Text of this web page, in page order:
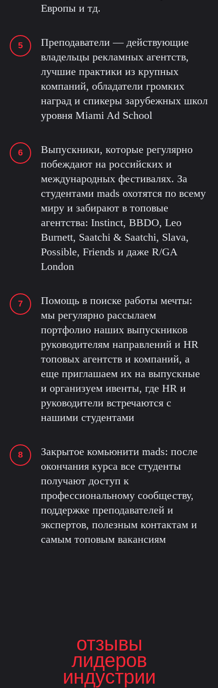
Европы и тд.
Преподаватели — действующие
владельцы рекламных агентств,
лучшие практики из крупных
компаний, обладатели громких
наград и спикеры зарубежных школ
уровня Miami Ad School
Выпускники, которые регулярно
побеждают на российских и
международных фестивалях. За
студентами mads охотятся по всему
миру и забирают в топовые
агентства: Instinct, BBDO, Leo
Burnett, Saatchi & Saatchi, Slava,
Possible, Friends и даже R/GA
London
Помощь в поиске работы мечты:
мы регулярно рассылаем
портфолио наших выпускников
руководителям направлений и HR
топовых агентств и компаний, а
еще приглашаем их на выпускные
и организуем ивенты, где HR и
руководители встречаются с
нашими студентами
Закрытое комьюнити mads: после
окончания курса все студенты
получают доступ к
профессиональному сообществу,
поддержке преподавателей и
экспертов, полезным контактам и
самым топовым вакансиям
отзывы
лидеров
индустрии